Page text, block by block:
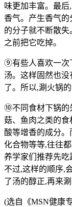
味更加丰富。最
香气。产生香气
的分子就不断散
之前把它吃掉。
⑨有些人喜欢一次
汤。这样固然也
了。所以,涮火锅
⑩不同食材下锅的
菇、鱼肉之类的
酸等增香的成分
化合物等等,往往
养学家们推荐先吃
不过,这样的顺序,
了汤的醇正,再来
(选自《MSN健康